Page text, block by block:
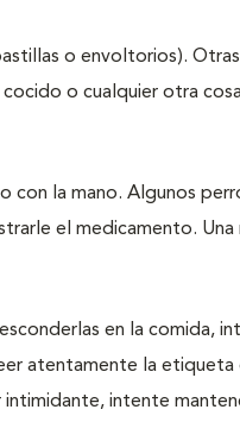
o envoltorios).
o cualquier otra
con la mano. Algunos
el medicamento.
en la comida,
atentamente la etiqueta
intente